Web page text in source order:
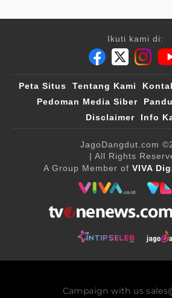
Ikuti kami di:
Peta Situs Tentang Kami
Pedoman Media Siber
Disclaimer
Info
JagoDangdut.com
| All Rights
A Group Member of VIVA